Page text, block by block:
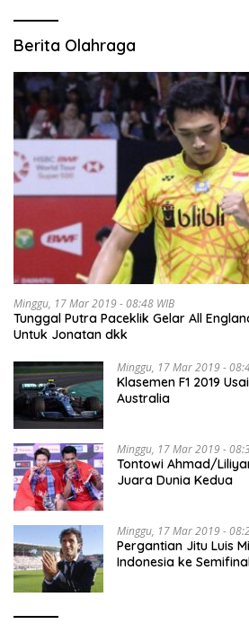
Berita Olahraga
Minggu, 17 Mar 2019 - 08:48 WIB
Tunggal Putra Paceklik Gelar All
Untuk Jonatan dkk
Minggu, 17 Mar 2019 -
Klasemen F1 2019
Australia
Minggu, 17 Mar 2019 -
Tontowi Ahmad/
Juara Dunia Kedua
Minggu, 17 Mar 2019 -
Pergantian Jitu Luis
Indonesia ke